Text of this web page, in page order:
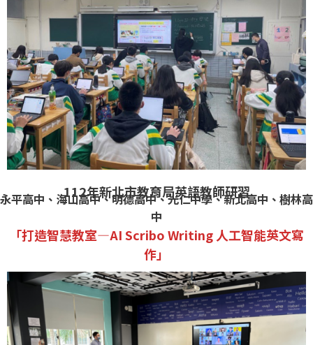
112年新北市教育局英語教師研習
永平高中、海山高中、明德高中、光仁中學、新北高中、樹林高
中
「打造智慧教室—AI Scribo Writing 人工智能英文寫
作」